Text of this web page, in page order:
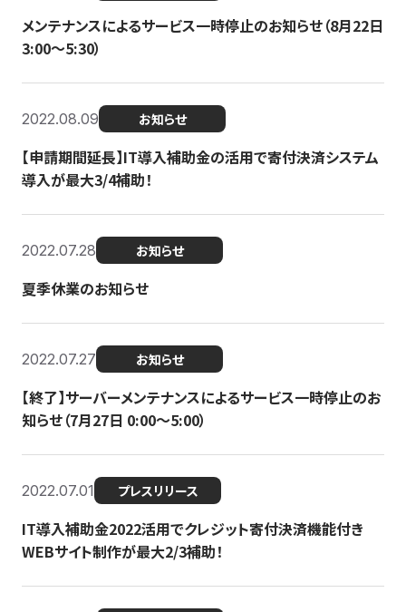
メンテナンスによるサービス一時停止のお知らせ（8月22日
3:00〜5:30）
2022.08.09 お知らせ
【申請期間延長】IT導入補助金の活用で寄付決済システム
導入が最大3/4補助！
2022.07.28 お知らせ
夏季休業のお知らせ
2022.07.27 お知らせ
【終了】サーバーメンテナンスによるサービス一時停止のお
知らせ（7月27日 0:00〜5:00）
2022.07.01 プレスリリース
IT導入補助金2022活用でクレジット寄付決済機能付き
WEBサイト制作が最大2/3補助！